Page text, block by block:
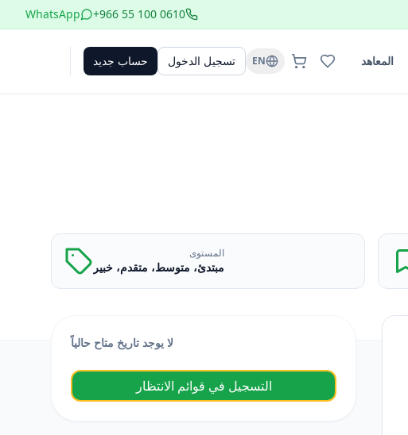
+966 55 100 0610
WhatsApp
المعاهد EN تسجيل الدخول حساب جديد
المستوى
مبتدئ، متوسط، متقدم، خبير
لا يوجد تاريخ متاح حالياً
التسجيل في قوائم الانتظار